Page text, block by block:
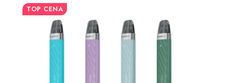
TOP CENA